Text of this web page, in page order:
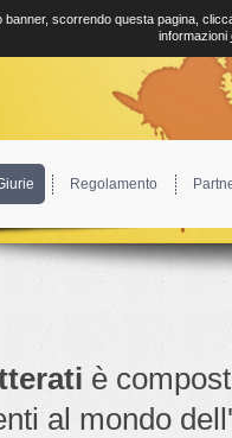
Regolamento
è
al mondo
scorrendo questa pagina,
informazioni